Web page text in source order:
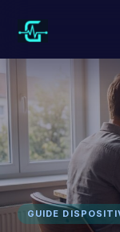
contenuto
search
GUIDE